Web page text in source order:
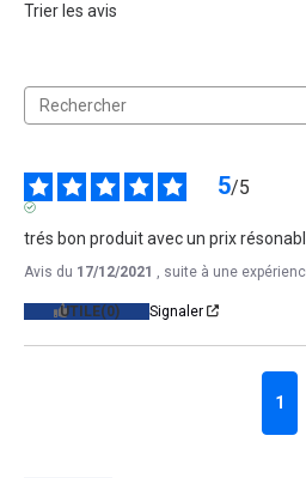
Trier les avis
5/5
trés bon produit avec un prix
Avis du 17/12/2021 , suite à une
UTILE(0) Signaler
1